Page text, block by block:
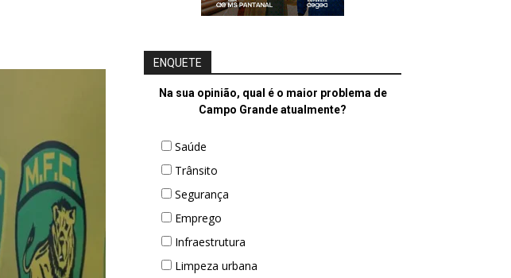
ENQUETE
Na sua opinião, qual é o maior problema de
Campo Grande atualmente?
Saúde
Trânsito
Segurança
Emprego
Infraestrutura
Limpeza urbana